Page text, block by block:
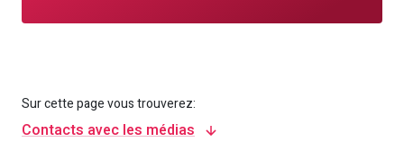
Sur cette page vous trouverez:
Contacts avec les médias